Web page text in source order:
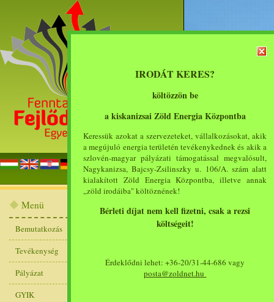
IRODÁT KERES?
költözzön be
a kiskanizsai Zöld Energia Központba
Keressük azokat a szervezeteket, vállalkozásokat, akik
a megújuló energia területén tevékenykednek és akik a
szlovén-magyar pályázati támogatással megvalósult,
Nagykanizsa, Bajcsy-Zsilinszky u. 106/A. szám alatt
kialakított Zöld Energia Központba, illetve annak
„zöld irodáiba" költöznének!
Bérleti díjat nem kell fizetni, csak a rezsi
költségeit!
Érdeklődni lehet: +36-20/31-44-686 vagy
posta@zoldnet.hu
főoldal
Menü
Bemutatkozás
Tevékenység
Pályázat
GYIK
Tájékoztatás FEDREE projekt záró